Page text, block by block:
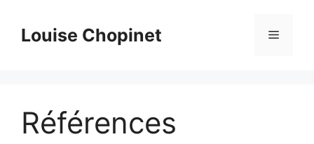
contenuLouise Chopinet Menu
Références